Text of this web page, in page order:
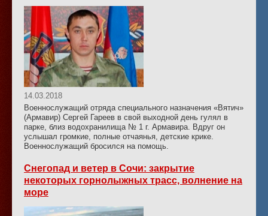
14.03.2018
Военнослужащий отряда специального назначения «Вятич»
(Армавир) Сергей Гареев в свой выходной день гулял в
парке, близ водохранилища № 1 г. Армавира. Вдруг он
услышал громкие, полные отчаянья, детские крике.
Военнослужащий бросился на помощь.
Снегопад и ветер в Сочи: закрытие
некоторых горнолыжных трасс, волнение на
море